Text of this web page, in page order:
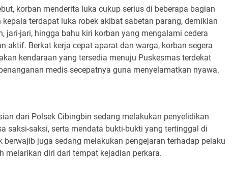
korban menderita luka cukup serius di beberapa bagian
terdapat luka robek akibat sabetan parang, demikian
jari-jari, hingga bahu kiri korban yang mengalami cedera
aktif. Berkat kerja cepat aparat dan warga, korban segera
kendaraan yang tersedia menuju Puskesmas terdekat
medis secepatnya guna menyelamatkan nyawa.
dari Polsek Cibingbin sedang melakukan penyelidikan
saksi-saksi, serta mendata bukti-bukti yang tertinggal di
berwajib juga sedang melakukan pengejaran terhadap pelaku
melarikan diri dari tempat kejadian perkara.